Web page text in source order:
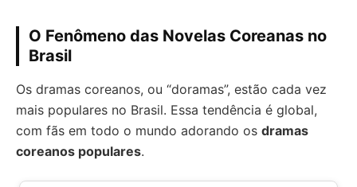
O Fenômeno das Novelas Coreanas no
Brasil
Os dramas coreanos, ou “doramas”, estão cada vez
mais populares no Brasil. Essa tendência é global,
com fãs em todo o mundo adorando os dramas
coreanos populares.